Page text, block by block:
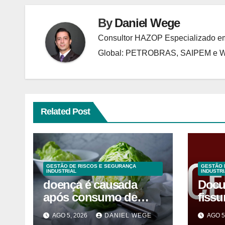
ByDaniel Wege
Consultor HAZOP Especializado
Global: PETROBRAS, SAIPEM e
Related Post
GESTÃO DE RISCOS E SEGURANÇA
INDUSTRIAL
doença é causada
após consumo de
alface contaminada
AGO 5, 2026 DANIEL WEGE
GESTÃO
AGO